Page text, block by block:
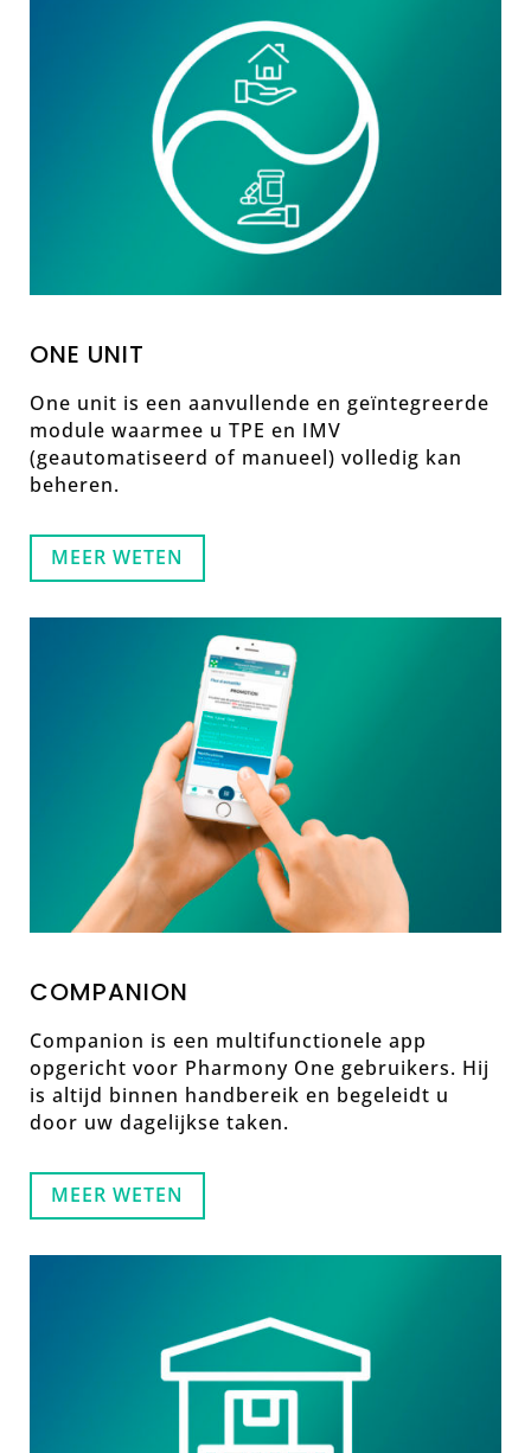
ONE UNIT
One unit is een aanvullende en geïntegreerde
module waarmee u TPE en IMV
(geautomatiseerd of manueel) volledig kan
beheren.
MEER WETEN
COMPANION
Companion is een multifunctionele app
opgericht voor Pharmony One gebruikers. Hij
is altijd binnen handbereik en begeleidt u
door uw dagelijkse taken.
MEER WETEN